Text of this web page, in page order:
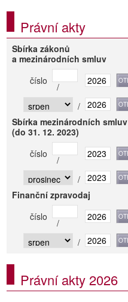
Právní akty
Sbírka zákonů
a mezinárodních smluv
číslo
/
/
Sbírka mezinárodních smluv
(do 31. 12. 2023)
číslo
/
/
Finanční zpravodaj
číslo
/
/
Právní akty 2026